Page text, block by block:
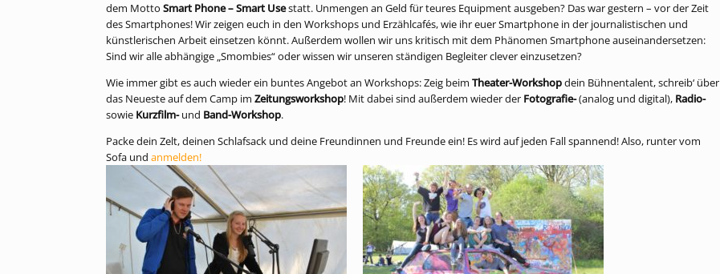
dem Motto Smart Phone – Smart Usestatt. Unmengen an Geld für teures Equipment ausgeben? Das war gestern – vor der Zeit
des Smartphones! Wir zeigen euch in den Workshops und Erzählcafés, wie ihr euer Smartphone in der journalistischen und
künstlerischen Arbeit einsetzen könnt. Außerdem wollen wir uns kritisch mit dem Phänomen Smartphone auseinandersetzen:
Sind wir alle abhängige „Smombies“ oder wissen wir unseren ständigen Begleiter clever einzusetzen?
Wie immer gibt es auch wieder ein buntes Angebot an Workshops: Zeig beim Theater-Workshopdein Bühnentalent, schreib‘ über
das Neueste auf dem Camp im Zeitungsworkshop! Mit dabei sind außerdem wieder der Fotografie-(analog und digital), Radio-
sowie Kurzfilm-und Band-Workshop.
Packe dein Zelt, deinen Schlafsack und deine Freundinnen und Freunde ein! Es wird auf jeden Fall spannend! Also, runter vom
Sofa und anmelden!